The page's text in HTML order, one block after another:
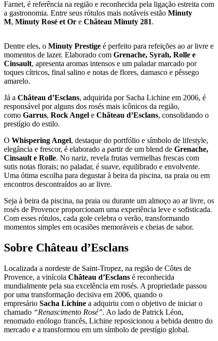
Farnet, é referência na região e reconhecida pela ligação estreita com
a gastronomia. Entre seus rótulos mais notáveis estão Minuty
M, Minuty Rosé et Or e Château Minuty 281.
Dentre eles, o Minuty Prestige é perfeito para refeições ao ar livre e
momentos de lazer. Elaborado com Grenache, Syrah, Rolle e
Cinsault, apresenta aromas intensos e um paladar marcado por
toques cítricos, final salino e notas de flores, damasco e pêssego
amarelo.
Já a Château d’Esclans, adquirida por Sacha Lichine em 2006, é
responsável por alguns dos rosés mais icônicos da região,
como Garrus, Rock Angel e Château d’Esclans, consolidando o
prestígio do estilo.
O Whispering Angel, destaque do portfólio e símbolo de lifestyle,
elegância e frescor, é elaborado a partir de um blend de Grenache,
Cinsault e Rolle. No nariz, revela frutas vermelhas frescas com
sutis notas florais; no paladar, é suave, equilibrado e envolvente.
Uma ótima escolha para degustar à beira da piscina, na praia ou em
encontros descontraídos ao ar livre.
Seja à beira da piscina, na praia ou durante um almoço ao ar livre, os
rosés de Provence proporcionam uma experiência leve e sofisticada.
Com esses rótulos, cada gole celebra o verão, transformando
momentos simples em ocasiões memoráveis e cheias de sabor.
Sobre Château d’Esclans
Localizada a nordeste de Saint‑Tropez, na região de Côtes de
Provence, a vinícola Château d’Esclans é reconhecida
mundialmente pela sua excelência em rosés. A propriedade passou
por uma transformação decisiva em 2006, quando o
empresário Sacha Lichine a adquiriu com o objetivo de iniciar o
chamado “Renascimento Rosé”. Ao lado de Patrick Léon,
renomado enólogo francês, Lichine reposicionou a bebida dentro do
mercado e a transformou em um símbolo de prestígio global.